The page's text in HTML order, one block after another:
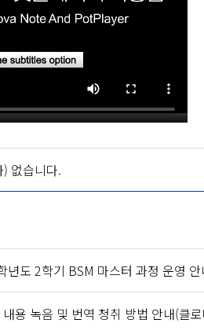
없습니다.
년도 2학기 BSM 마스터 과정 운영 안
용 녹음 및 번역 청취 방법 안내(클